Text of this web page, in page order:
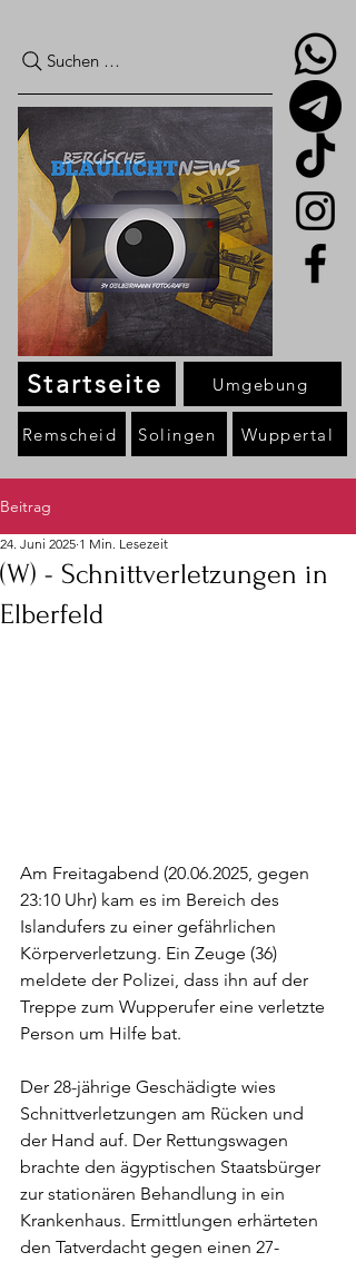
Suchen …
Startseite
Remscheid Solingen Wuppertal
Umgebung
Beitrag
(W) - Schnittverletzungen in
Elberfeld
24. Juni 2025 1 Min. Lesezeit
Am Freitagabend (20.06.2025, gegen
23:10 Uhr) kam es im Bereich des
Islandufers zu einer gefährlichen
Körperverletzung. Ein Zeuge (36)
meldete der Polizei, dass ihn auf der
Treppe zum Wupperufer eine verletzte
Person um Hilfe bat.
Der 28-jährige Geschädigte wies
Schnittverletzungen am Rücken und
der Hand auf. Der Rettungswagen
brachte den ägyptischen Staatsbürger
zur stationären Behandlung in ein
Krankenhaus. Ermittlungen erhärteten
den Tatverdacht gegen einen 27-